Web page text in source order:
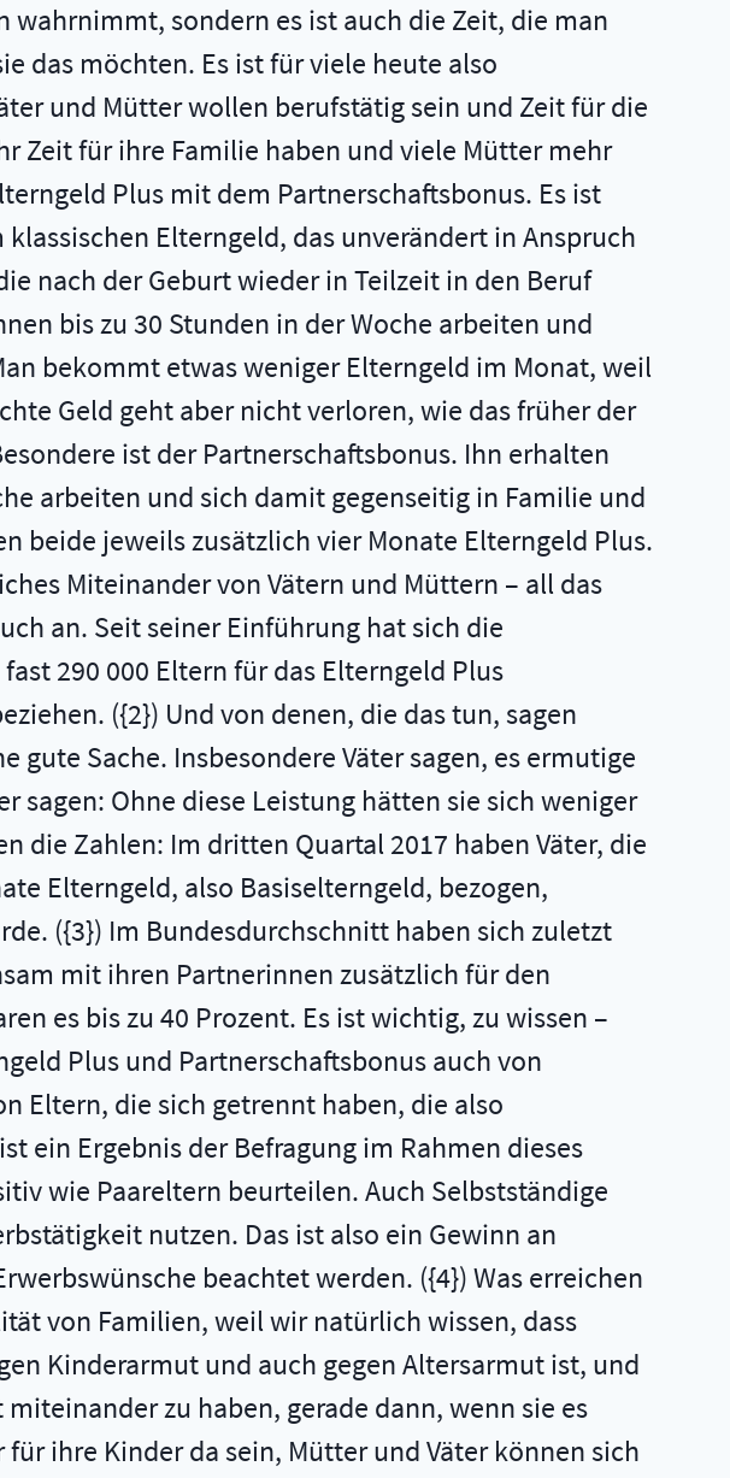
sondern es ist auch die Zeit, die man
das möchten. Es ist für viele heute also
und Mütter wollen berufstätig sein und Zeit für die
Zeit für ihre Familie haben und viele Mütter mehr
Plus mit dem Partnerschaftsbonus. Es ist
Elterngeld, das unverändert in Anspruch
nach der Geburt wieder in Teilzeit in den Beruf
bis zu 30 Stunden in der Woche arbeiten und
bekommt etwas weniger Elterngeld im Monat, weil
Geld geht aber nicht verloren, wie das früher der
ist der Partnerschaftsbonus. Ihn erhalten
arbeiten und sich damit gegenseitig in Familie und
beide jeweils zusätzlich vier Monate Elterngeld Plus.
Miteinander von Vätern und Müttern – all das
an. Seit seiner Einführung hat sich die
290 000 Eltern für das Elterngeld Plus
({2}) Und von denen, die das tun, sagen
gute Sache. Insbesondere Väter sagen, es ermutige
sagen: Ohne diese Leistung hätten sie sich weniger
die Zahlen: Im dritten Quartal 2017 haben Väter, die
Elterngeld, also Basiselterngeld, bezogen,
({3}) Im Bundesdurchschnitt haben sich zuletzt
mit ihren Partnerinnen zusätzlich für den
es bis zu 40 Prozent. Es ist wichtig, zu wissen –
Plus und Partnerschaftsbonus auch von
Eltern, die sich getrennt haben, die also
ein Ergebnis der Befragung im Rahmen dieses
wie Paareltern beurteilen. Auch Selbstständige
nutzen. Das ist also ein Gewinn an
beachtet werden. ({4}) Was erreichen
von Familien, weil wir natürlich wissen, dass
Kinderarmut und auch gegen Altersarmut ist, und
zu haben, gerade dann, wenn sie es
ihre Kinder da sein, Mütter und Väter können sich